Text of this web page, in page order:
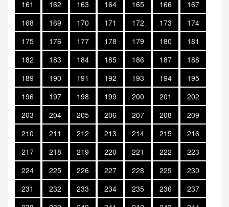
161
162 163 164 165 166
167
168
169 170 171 172 173
174
175
176 177 178 179 180
181
182
183 184 185 186 187
188
189
190 191 192 193 194
195
196
197 198 199 200 201
202
203
204 205 206 207 208
209
210
211 212 213 214 215
216
217
218 219 220 221 222
223
224
225 226 227 228 229
230
231
232 233 234 235 236
237